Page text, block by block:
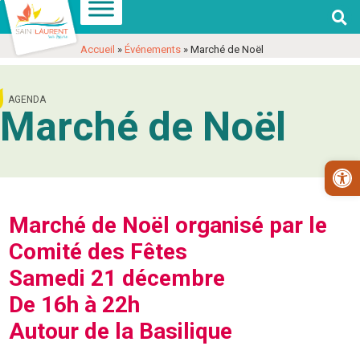
Aller
à
la
Aller
au
contenu
Voir
les
coordonnées
contact

Accueil » Événements » Marché de Noël
Aller
à
la
Aller
au
contenu
Voir
les
coordonnées
contact
AGENDA
Marché de Noël
Marché de Noël organisé par le
Comité des Fêtes
Samedi 21 décembre
De 16h à 22h
Autour de la Basilique